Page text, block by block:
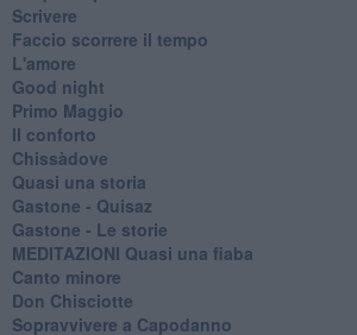
Scrivere
Faccio scorrere il tempo
L'amore
Good night
Primo Maggio
Il conforto
Chissàdove
Quasi una storia
Gastone - Quisaz
Gastone - Le storie
MEDITAZIONI Quasi una fiaba
Canto minore
Don Chisciotte
Sopravvivere a Capodanno